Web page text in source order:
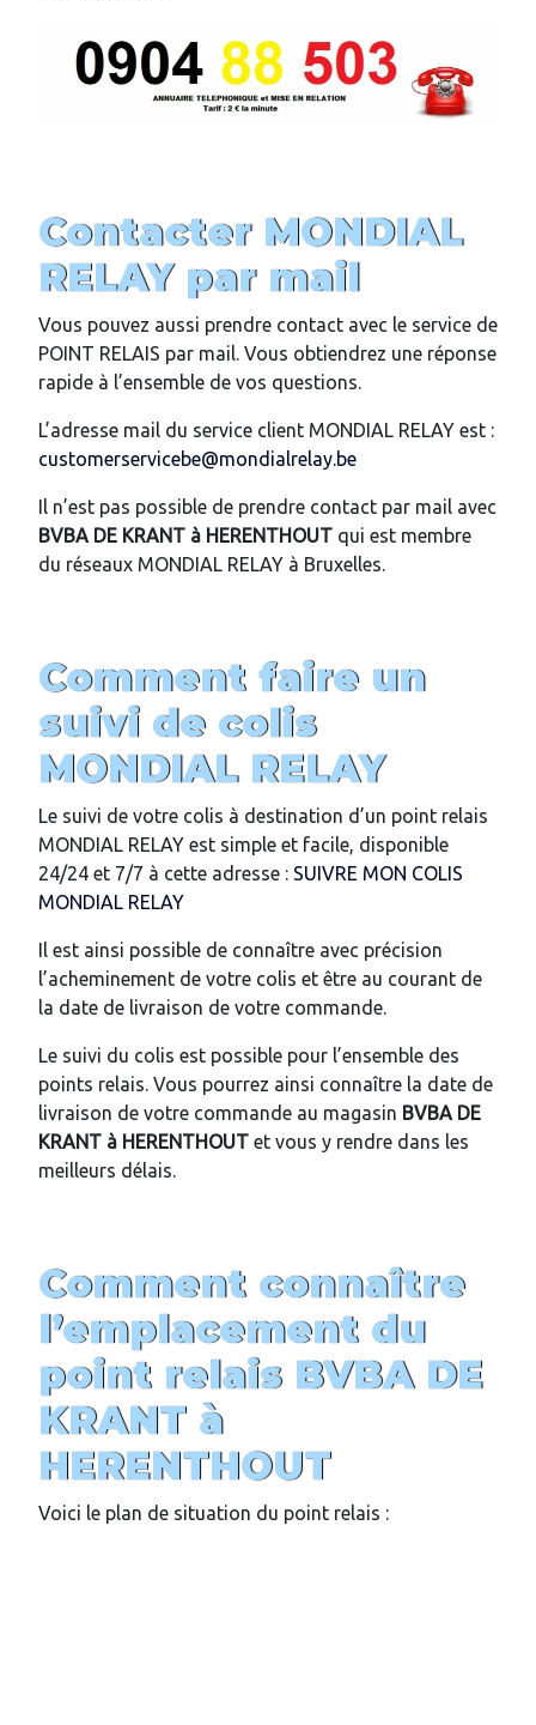
Contacter MONDIAL
RELAY par mail
Vous pouvez aussi prendre contact avec le service de
POINT RELAIS par mail. Vous obtiendrez une réponse
rapide à l’ensemble de vos questions.
L’adresse mail du service client MONDIAL RELAY est :
customerservicebe@mondialrelay.be
Il n’est pas possible de prendre contact par mail avec
BVBA DE KRANT à HERENTHOUT qui est membre
du réseaux MONDIAL RELAY à Bruxelles.
Comment faire un
suivi de colis
MONDIAL RELAY
Le suivi de votre colis à destination d’un point relais
MONDIAL RELAY est simple et facile, disponible
24/24 et 7/7 à cette adresse : SUIVRE MON COLIS
MONDIAL RELAY
Il est ainsi possible de connaître avec précision
l’acheminement de votre colis et être au courant de
la date de livraison de votre commande.
Le suivi du colis est possible pour l’ensemble des
points relais. Vous pourrez ainsi connaître la date de
livraison de votre commande au magasin BVBA DE
KRANT à HERENTHOUT et vous y rendre dans les
meilleurs délais.
Comment connaître
l’emplacement du
point relais BVBA DE
KRANTà
HERENTHOUT
Voici le plan de situation du point relais :